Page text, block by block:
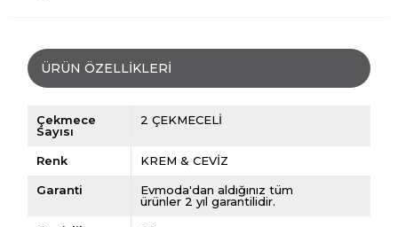
ÜRÜN ÖZELLIKLERI
Çekmece
Sayısı
2 ÇEKMECELİ
Renk KREM & CEVİZ
Garanti
Evmoda'dan aldığınız tüm
ürünler 2 yıl garantilidir.